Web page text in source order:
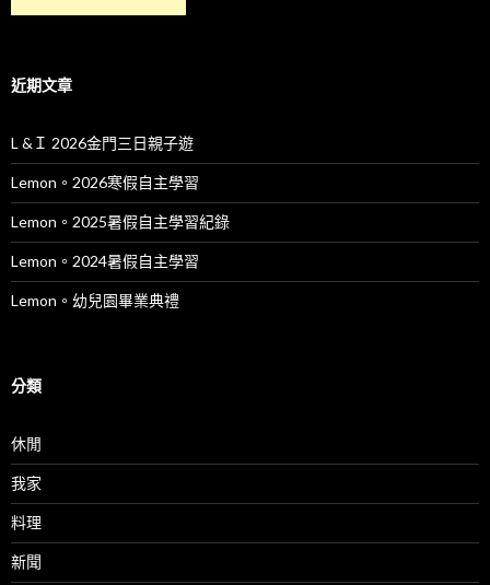
近期文章
L &Ｉ 2026金門三日親子遊
Lemon。2026寒假自主學習
Lemon。2025暑假自主學習紀錄
Lemon。2024暑假自主學習
Lemon。幼兒園畢業典禮
分類
休閒
我家
料理
新聞